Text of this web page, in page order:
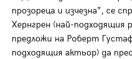
прозореца и изчезна”, се
Хернгрен (най-подходящия
предложи на Роберт
подходящия актьор) да